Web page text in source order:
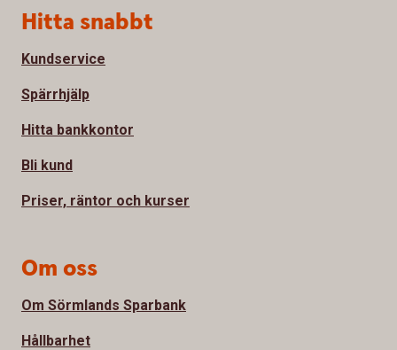
Sidfot
Hitta snabbt
Kundservice
Spärrhjälp
Hitta bankkontor
Bli kund
Priser, räntor och kurser
Om oss
Om Sörmlands Sparbank
Hållbarhet